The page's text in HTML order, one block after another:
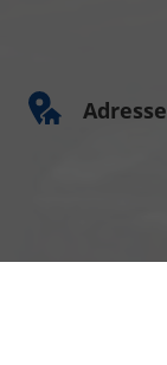
Adresse